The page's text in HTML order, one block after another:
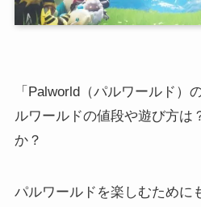
「Palworld（パルワールド）
ルワールドの値段や遊び方は
か？
パルワールドを楽しむために